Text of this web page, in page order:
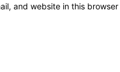
and website in this